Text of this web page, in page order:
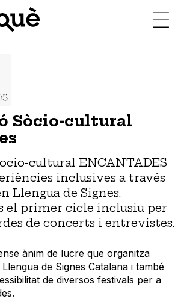
Sòcio-cultural
cultural ENCANTADES
inclusives a través
Llengua de Signes.
el primer cicle inclusiu per
de concerts i entrevistes.
ànim de lucre que organitza
de Signes Catalana i també
de diversos festivals per a